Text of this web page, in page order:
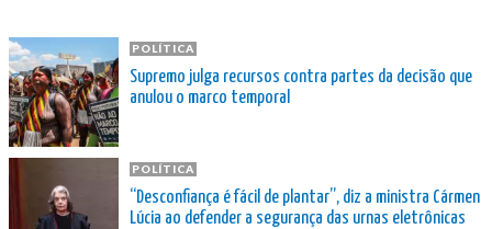
POLÍTICA
Supremo julga recursos contra partes da decisão que
anulou o marco temporal
POLÍTICA
“Desconfiança é fácil de plantar”, diz a ministra Cármen
Lúcia ao defender a segurança das urnas eletrônicas